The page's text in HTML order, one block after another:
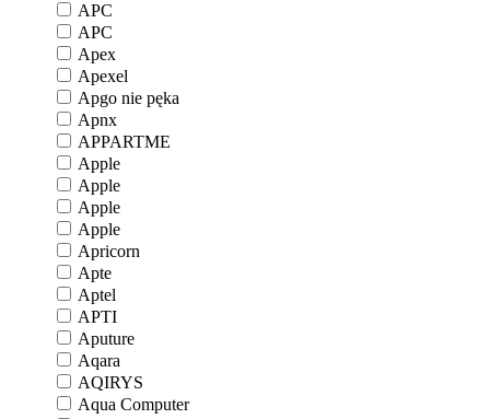
APC
APC
Apex
Apexel
Apgo nie pęka
Apnx
APPARTME
Apple
Apple
Apple
Apple
Apricorn
Apte
Aptel
APTI
Aputure
Aqara
AQIRYS
Aqua Computer